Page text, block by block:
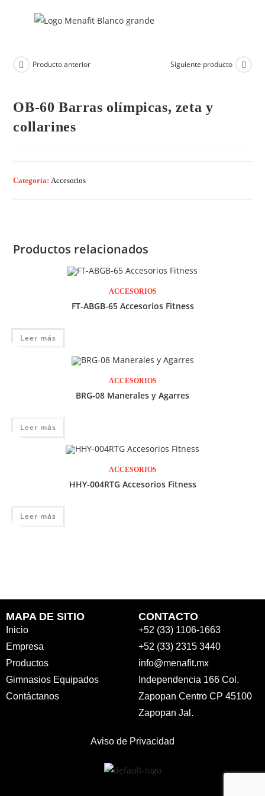
Producto anterior Siguiente producto
OB-60 Barras olímpicas, zeta y
collarines
Categoría: Accesorios
Productos relacionados
ACCESORIOS
FT-ABGB-65 Accesorios Fitness
Leer más
ACCESORIOS
BRG-08 Manerales y Agarres
Leer más
ACCESORIOS
HHY-004RTG Accesorios Fitness
Leer más
MAPA DE SITIO
Inicio
Empresa
Productos
Gimnasios Equipados
Contáctanos
CONTACTO
+52 (33) 1106-1663
+52 (33) 2315 3440
info@menafit.mx
Independencia 166 Col.
Zapopan Centro CP 45100
Zapopan Jal.
Aviso de Privacidad